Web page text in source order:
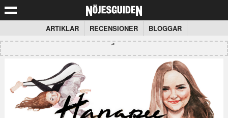
ARTIKLAR RECENSIONER BLOGGAR